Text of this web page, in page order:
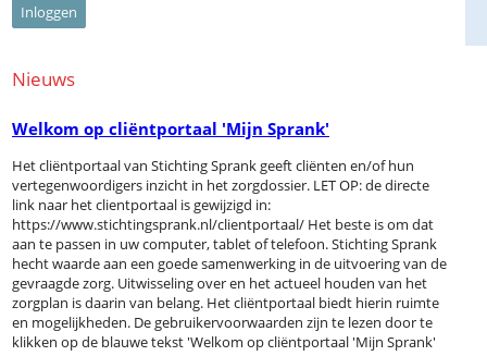
Nieuws
Welkom op cliëntportaal 'Mijn Sprank'
Het cliëntportaal van Stichting Sprank geeft cliënten en/of hun
vertegenwoordigers inzicht in het zorgdossier. LET OP: de directe
link naar het clientportaal is gewijzigd in:
https://www.stichtingsprank.nl/clientportaal/ Het beste is om dat
aan te passen in uw computer, tablet of telefoon. Stichting Sprank
hecht waarde aan een goede samenwerking in de uitvoering van de
gevraagde zorg. Uitwisseling over en het actueel houden van het
zorgplan is daarin van belang. Het cliëntportaal biedt hierin ruimte
en mogelijkheden. De gebruikervoorwaarden zijn te lezen door te
klikken op de blauwe tekst 'Welkom op cliëntportaal 'Mijn Sprank'